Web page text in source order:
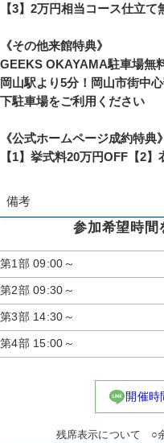
【3】2万円相当コース仕立て
《その他来館特典》
GEEKS OKAYAMA駐車場無
岡山駅より5分！岡山市街中
下駐車場をご利用ください
《公式ホームページ成約特典》
【1】挙式料20万円OFF【2
備考
※《成約特典》人数・日程で適用制
参加希望時間
第1部 09:00～
第2部 09:30～
第3部 14:30～
第4部 15:00～
開催時
残席表示について